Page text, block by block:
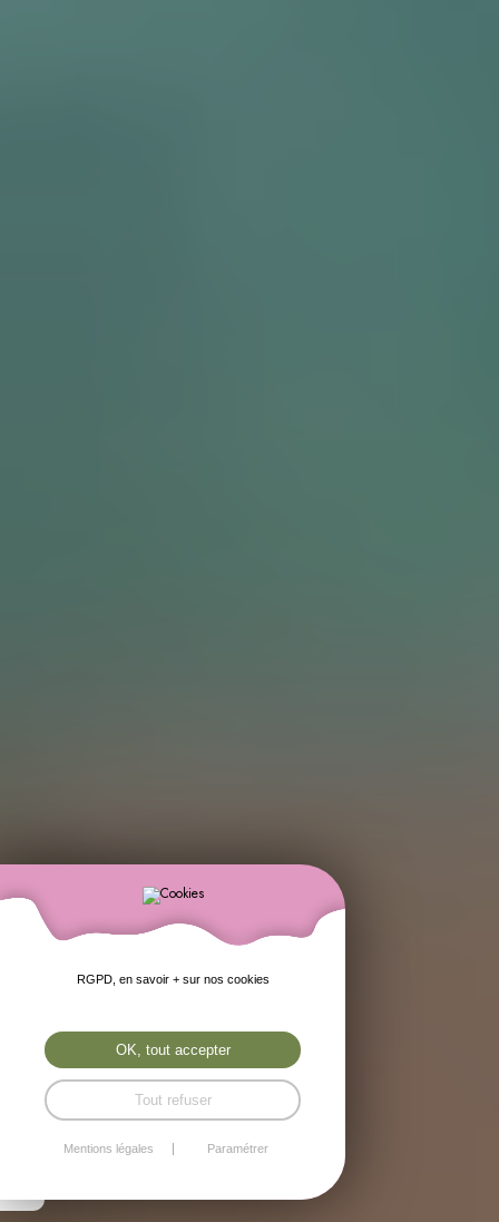
RGPD, en savoir + sur nos cookies
OK, tout accepter
Tout refuser
Mentions légales Paramétrer